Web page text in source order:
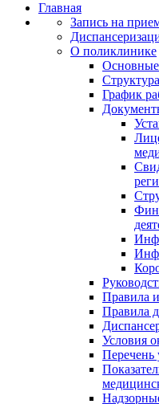
Главная
Запись на
О поликлинике
Основные
График
Правила
Правила
Условия
Перечень